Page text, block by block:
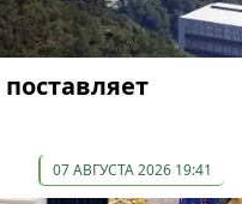
07 АВГУСТА 2026 19:41